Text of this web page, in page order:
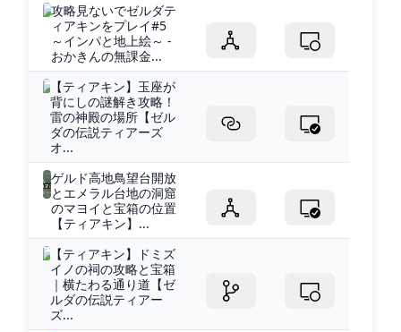
攻略見ないでゼルダテ
ィアキンをプレイ#5
～インパと地上絵～ -
おかきんの無課金...
【ティアキン】玉座が
背にしの謎解き攻略！
雷の神殿の場所【ゼル
ダの伝説ティアーズ
オ...
ゲルド高地鳥望台開放
とエメラル台地の洞窟
のマヨイと宝箱の位置
【ティアキン】...
【ティアキン】ドミズ
イノの祠の攻略と宝箱
｜横たわる通り道【ゼ
ルダの伝説ティアー
ズ...